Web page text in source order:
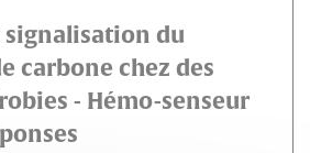
du
carbone chez des
- Hémo-senseur